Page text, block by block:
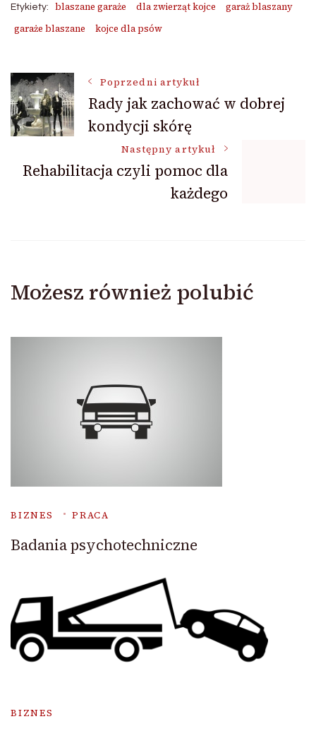
Etykiety: blaszane garaże dla zwierząt kojce
garaż blaszany
garaże blaszane
kojce dla psów
Nawigacja
wpisu
Poprzedni artykuł
Rady jak zachować w dobrej
kondycji skórę
Następny artykuł
Rehabilitacja czyli pomoc dla
każdego
Możesz również polubić
BIZNES PRACA
Badania psychotechniczne
BIZNES